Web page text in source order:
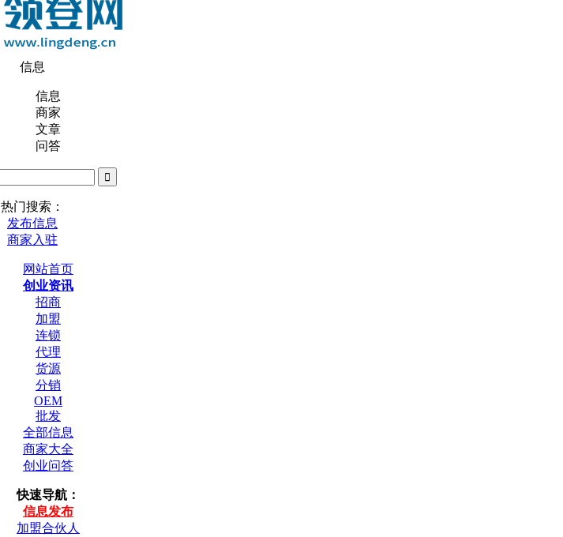
信息
信息
商家
文章
问答
热门搜索：
发布信息
商家入驻
网站首页
创业资讯
招商
加盟
连锁
代理
货源
分销
OEM
批发
全部信息
商家大全
创业问答
快速导航：
信息发布
加盟合伙人